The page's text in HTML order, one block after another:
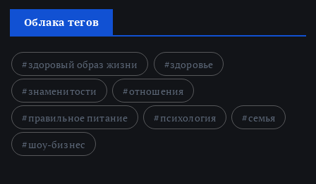
Облака тегов
здоровый образ жизни
здоровье
знаменитости
отношения
правильное питание
психология
семья
шоу-бизнес